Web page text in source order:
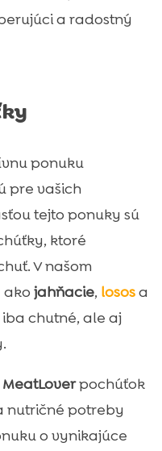
a radostný
ponuku
pre vašich
tejto ponuky sú
ktoré
V našom
ako jahňacie, lososa
chutné, ale aj
MeatLoverpochúťok
nutričné potreby
o vynikajúce